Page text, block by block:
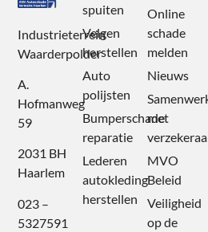
Industrieterrein
Waarderpolder
A.
Hofmanweg
59
2031 BH
Haarlem
023 –
5327591
spuiten
Velgen
herstellen
Auto
polijsten
Bumperschade
reparatie
Lederen
autokleding
herstellen
Online
schade
melden
Nieuws
met
MVO
Beleid
Veiligheid
op de